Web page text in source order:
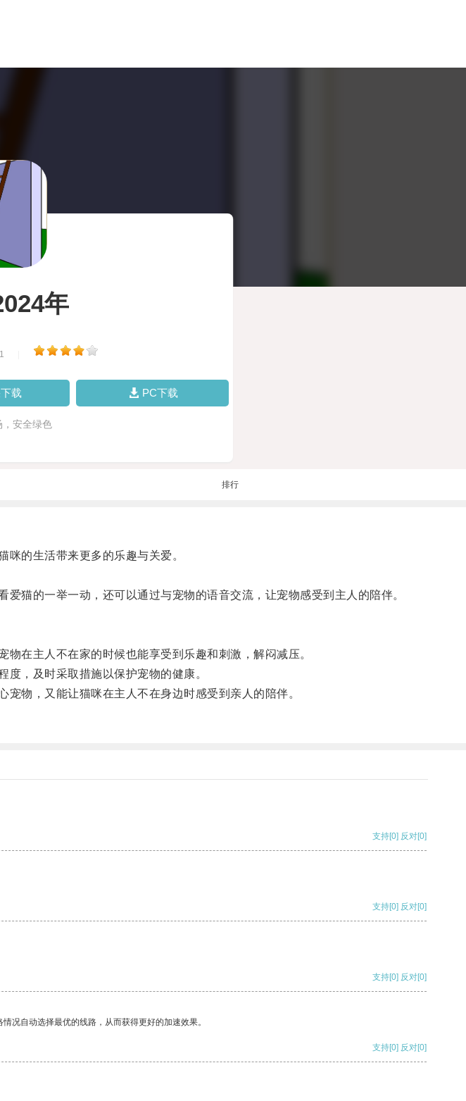
年
载 PC下载
安全绿色
排行
的生活带来更多的乐趣与关爱。
的一举一动，还可以通过与宠物的语音交流，让宠物感受到主人的陪伴。
在主人不在家的时候也能享受到乐趣和刺激，解闷减压。
，及时采取措施以保护宠物的健康。
物，又能让猫咪在主人不在身边时感受到亲人的陪伴。
支持[0] 反对[0]
支持[0] 反对[0]
支持[0] 反对[0]
况自动选择最优的线路，从而获得更好的加速效果。
支持[0] 反对[0]